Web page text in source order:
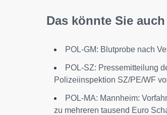
Das könnte Sie
POL-GM: Blutprobe nach
POL-SZ: Pressemitteilung
Polizeiinspektion SZ/PE/WF
POL-MA: Mannheim:
zu mehreren tausend Euro